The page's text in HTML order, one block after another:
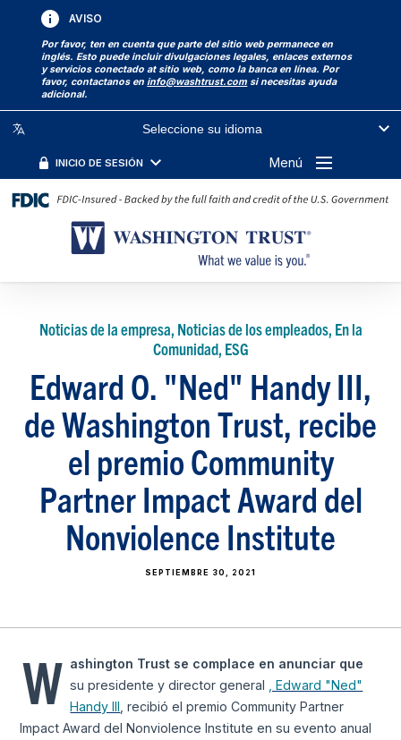
AVISO
Por favor, ten en cuenta que parte del sitio web permanece en
inglés. Esto puede incluir divulgaciones legales, enlaces externos
y servicios conectado at sitio web, como la banca en línea. Por
favor, contactanos eninfo@washtrust.com si necesitas ayuda
adicional.
Seleccione su idioma
INICIO DE SESIÓN Menú
Noticias de la empresa, Noticias de los empleados, En la
Comunidad, ESG
Edward O. "Ned" Handy III,
de Washington Trust, recibe
el premio Community
Partner Impact Award del
Nonviolence Institute
SEPTIEMBRE 30, 2021
W ashington Trust se complace en anunciar que
su presidente y director general
, Edward "Ned"
Handy III , recibió el premio Community Partner
Impact Award del Nonviolence Institute en su evento anual